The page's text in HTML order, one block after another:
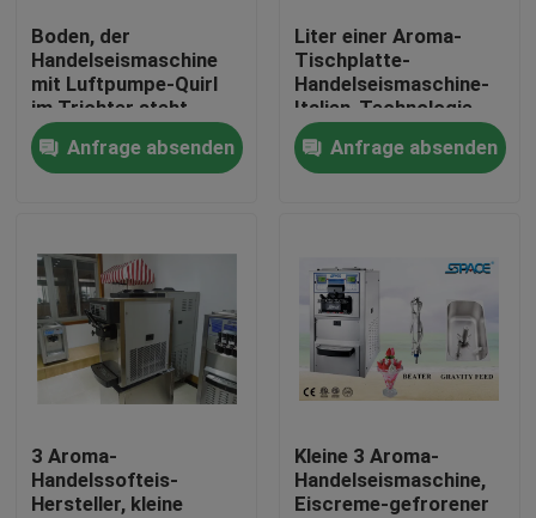
Fabrik-Ausflug
Qualitätskontrolle
Nachrichten
Fordern Sie ein Zitat
Tischplattespeiseeismaschine
Boden, der
Handelseismaschine
mit Luftpumpe-Quirl
im Trichter steht
Anfrage absenden
Liter einer Aroma-
Tischplatte-
Handelseismaschine-
Italien-Technologie-
18/Stunde
Anfrage absenden
3 Aroma-
Handelssofteis-
Hersteller, kleine
Kleine 3 Aroma-
Handelseismaschine,
Eiscreme-gefrorener